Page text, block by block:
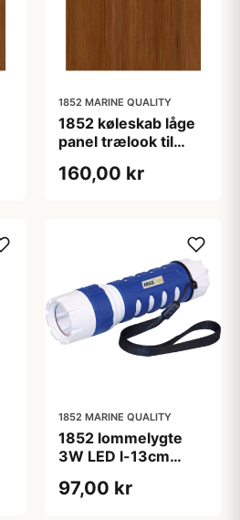
1852 MARINE QUALITY
1852 køleskab låge
panel trælook til
160,00 kr
1852 MARINE QUALITY
1852 lommelygte
3W LED l-13cm
batterier
97,00 kr